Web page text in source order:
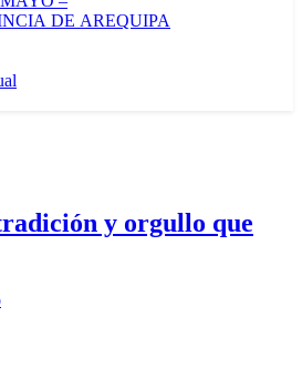
DE AREQUIPA
y orgullo que